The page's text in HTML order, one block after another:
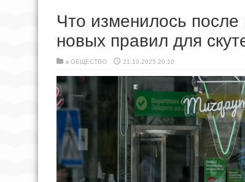
Что изменилось после
новых правил для
в ОБЩЕСТВО 21.10.2025 20:10